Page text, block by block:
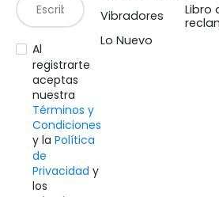
Al
registrarte
aceptas
nuestra
Términos y
Condiciones
y la Política
de
Privacidad y
los
Vibradores
Lo Nuevo
Libro